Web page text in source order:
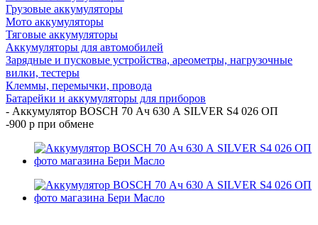
Грузовые аккумуляторы
Мото аккумуляторы
Тяговые аккумуляторы
Аккумуляторы для автомобилей
Зарядные и пусковые устройства, ареометры, нагрузочные
вилки, тестеры
Клеммы, перемычки, провода
Батарейки и аккумуляторы для приборов
- Аккумулятор BOSCH 70 Ач 630 А SILVER S4 026 ОП
-900 р при обмене